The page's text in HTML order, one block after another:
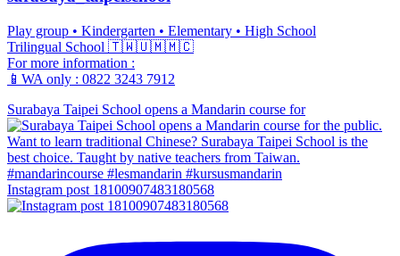
Play group • Kindergarten • Elementary • High School
Trilingual School 🇹🇼🇺🇲🇲🇨
For more information :
📱WA only : 0822 3243 7912
Surabaya Taipei School opens a Mandarin course for
Instagram post 18100907483180568